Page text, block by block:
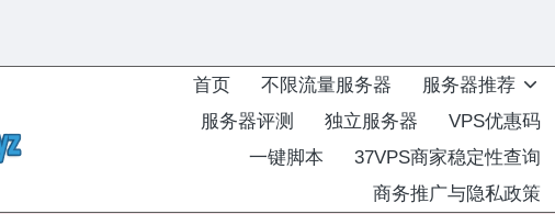
首页 不限流量服务器
服务器推荐
服务器评测
独立服务器
VPS优惠码
一键脚本
37VPS商家稳定性查询
商务推广与隐私政策